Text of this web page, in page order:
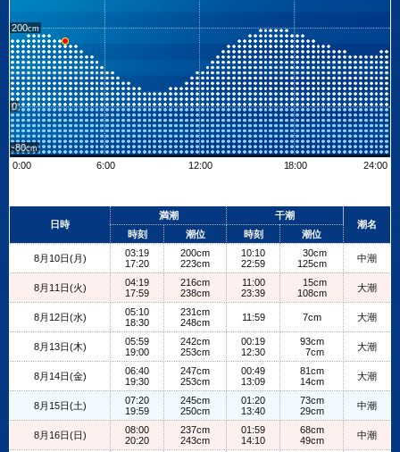
200
0
-80
0:00
6:00 12:00 18:00 24:00
+
日時
満潮
干潮
潮名
時刻
潮位 時刻 潮位
8月10日(月)
03:19
17:20
200cm
223cm
10:10
22:59
30cm
125cm
中潮
8月11日(火)
04:19
17:59
216cm
238cm
11:00
23:39
15cm
108cm
大潮
8月12日(水)
05:10
18:30
231cm
248cm
11:59 7cm 大潮
8月13日(木)
05:59
19:00
242cm
253cm
00:19
12:30
93cm
7cm
大潮
8月14日(金)
06:40
19:30
247cm
253cm
00:49
13:09
81cm
14cm
大潮
8月15日(土)
07:20
19:59
245cm
250cm
01:20
13:40
73cm
29cm
中潮
8月16日(日)
08:00
20:20
237cm
243cm
01:59
14:10
68cm
49cm
中潮